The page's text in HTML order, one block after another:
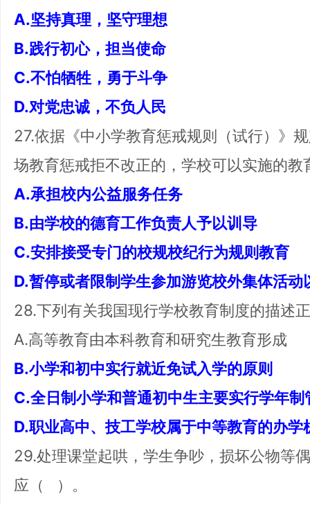
A.坚持真理，坚守理想
B.践行初心，担当使命
C.不怕牺牲，勇于斗争
D.对党忠诚，不负人民
27.依据《中小学教育惩戒规则（试行）》
场教育惩戒拒不改正的，学校可以实施的
A.承担校内公益服务任务
B.由学校的德育工作负责人予以训导
C.安排接受专门的校规校纪行为规则教育
D.暂停或者限制学生参加游览校外集体活
28.下列有关我国现行学校教育制度的描述
A.高等教育由本科教育和研究生教育形成
B.小学和初中实行就近免试入学的原则
C.全日制小学和普通初中生主要实行学年制
D.职业高中、技工学校属于中等教育的办学
29.处理课堂起哄，学生争吵，损坏公物等
应（ ）。